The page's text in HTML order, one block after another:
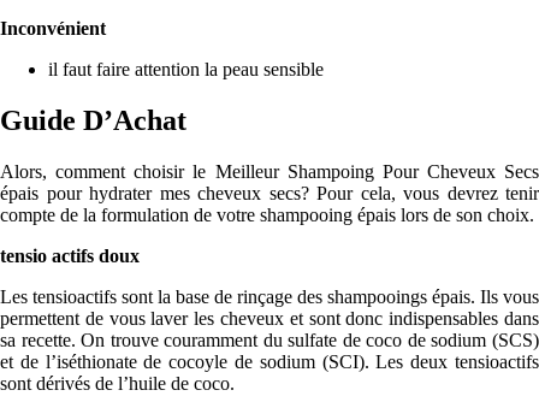
Inconvénient
il faut faire attention la peau sensible
Guide D’Achat
Alors, comment choisir le Meilleur Shampoing Pour Cheveux Secs
épais pour hydrater mes cheveux secs? Pour cela, vous devrez tenir
compte de la formulation de votre shampooing épais lors de son choix.
tensio actifs doux
Les tensioactifs sont la base de rinçage des shampooings épais. Ils vous
permettent de vous laver les cheveux et sont donc indispensables dans
sa recette. On trouve couramment du sulfate de coco de sodium (SCS)
et de l’iséthionate de cocoyle de sodium (SCI). Les deux tensioactifs
sont dérivés de l’huile de coco.